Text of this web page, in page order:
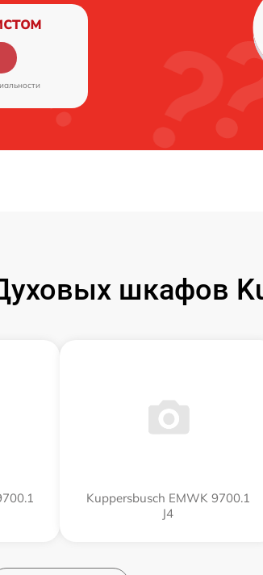
шкафов
Kuppersbusch EMWK 9700.1
J4